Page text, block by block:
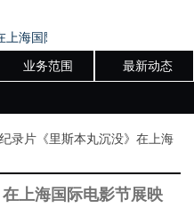
海国际电影节展映
业务范围 最新动态
录片《里斯本丸沉没》在上海
上海国际电影节展映